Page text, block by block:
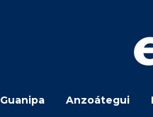
Guanipa Anzoátegui